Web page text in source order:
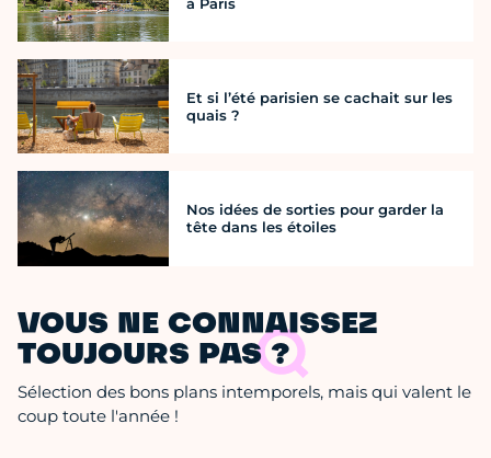
Et si l’été parisien se cachait sur les
quais ?
Nos idées de sorties pour garder la
tête dans les étoiles
VOUS NE CONNAISSEZ
TOUJOURS PAS ?
Sélection des bons plans intemporels, mais qui valent le
coup toute l'année !